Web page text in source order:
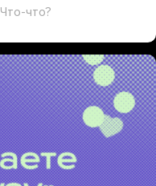
Что-что?